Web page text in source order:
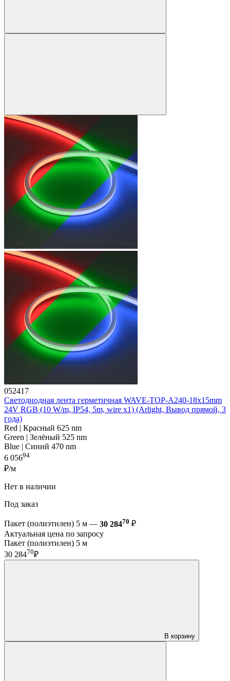
052417
Светодиодная лента герметичная WAVE-TOP-A240-18x15mm
24V RGB (10 W/m, IP54, 5m, wire x1) (Arlight, Вывод прямой, 3
года)
Red | Красный 625 nm
Green | Зелёный 525 nm
Blue | Синий 470 nm
6 05694
₽/м
Нет в наличии
Под заказ
Пакет (полиэтилен) 5 м — 30 28470 ₽
Актуальная цена по запросу
Пакет (полиэтилен) 5 м
30 28470₽
В корзину